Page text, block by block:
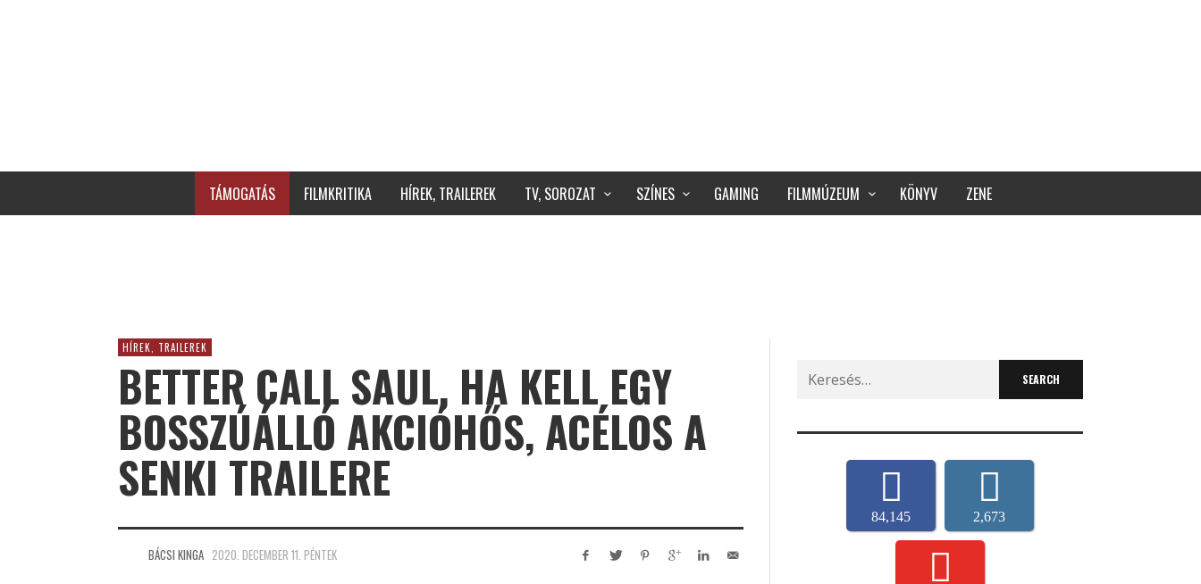
TÁMOGATÁS FILMKRITIKA HÍREK, TRAILEREK TV, SOROZAT SZÍNES GAMING FILMMÚZEUM KÖNYV ZENE
HÍREK, TRAILEREK
BETTER CALL SAUL, HA KELL EGY
BOSSZÚÁLLÓ AKCIÓHŐS, ACÉLOS A
SENKI TRAILERE
BÁCSI KINGA 2020. DECEMBER 11. PÉNTEK
Search
for:
84,145 2,673